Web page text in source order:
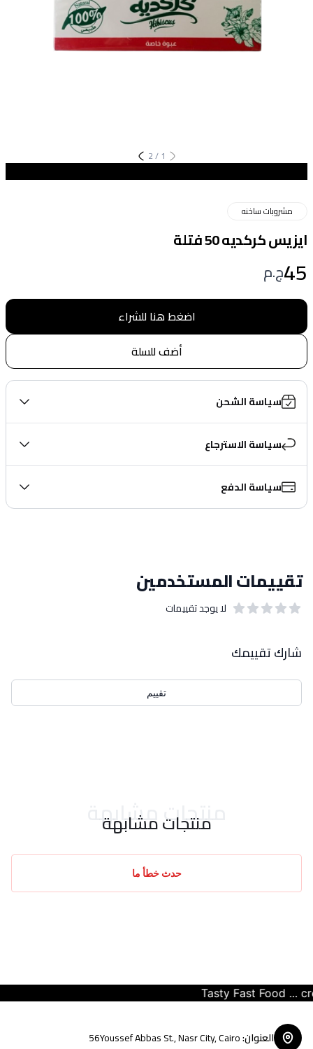
1
/
2
مشروبات ساخنه
ايزيس كركديه 50 فتلة
45ج.م
اضغط هنا للشراء
أضف للسلة
سياسة الشحن
سياسة الاسترجاع
سياسة الدفع
تقييمات المستخدمين
لا يوجد تقييمات
شارك تقييمك
تقييم
منتجات مشابهة
منتجات مشابهة
حدث خطأ ما
Tasty Fast Food ...
العنوان:
56Youssef Abbas St., Nasr City, Cairo